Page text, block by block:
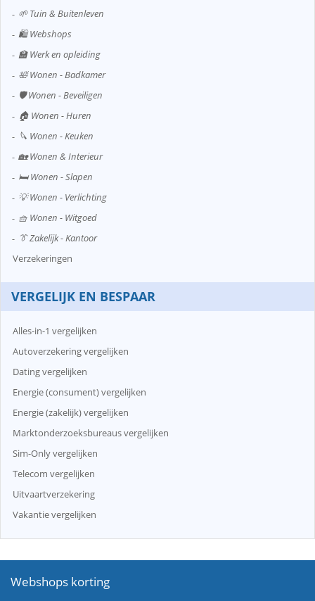
🌱 Tuin & Buitenleven
🛍️ Webshops
🏫 Werk en opleiding
🛀 Wonen - Badkamer
🛡️ Wonen - Beveiligen
🏠 Wonen - Huren
🔪 Wonen - Keuken
🏡 Wonen & Interieur
🛏️ Wonen - Slapen
💡 Wonen - Verlichting
🧺 Wonen - Witgoed
👔 Zakelijk - Kantoor
Verzekeringen
VERGELIJK EN BESPAAR
Alles-in-1 vergelijken
Autoverzekering vergelijken
Dating vergelijken
Energie (consument) vergelijken
Energie (zakelijk) vergelijken
Marktonderzoeksbureaus vergelijken
Sim-Only vergelijken
Telecom vergelijken
Uitvaartverzekering
Vakantie vergelijken
Webshops korting